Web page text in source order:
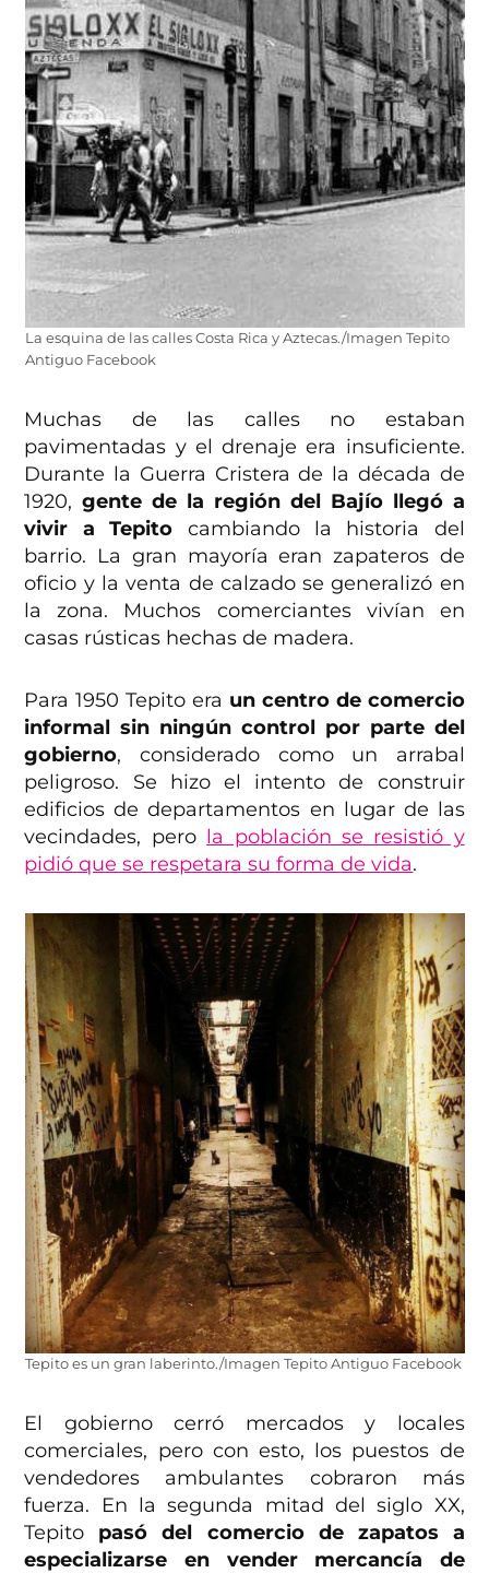
La esquina de las calles Costa Rica y Aztecas./Imagen Tepito
Antiguo Facebook
Muchas de las calles no estaban
pavimentadas y el drenaje era insuficiente.
Durante la Guerra Cristera de la década de
1920,gente de la región del Bajío llegó a
vivir a Tepito cambiando la historia del
barrio. La gran mayoría eran zapateros de
oficio y la venta de calzado se generalizó en
la zona. Muchos comerciantes vivían en
casas rústicas hechas de madera.
Para 1950 Tepito era un centro de comercio
informal sin ningún control por parte del
gobierno, considerado como un arrabal
peligroso. Se hizo el intento de construir
edificios de departamentos en lugar de las
vecindades, pero la población se resistió y
pidió que se respetara su forma de vida.
Tepito es un gran laberinto./Imagen Tepito Antiguo Facebook
El gobierno cerró mercados y locales
comerciales, pero con esto, los puestos de
vendedores ambulantes cobraron más
fuerza. En la segunda mitad del siglo XX,
Tepito pasó del comercio de zapatos a
especializarse en vender mercancía de